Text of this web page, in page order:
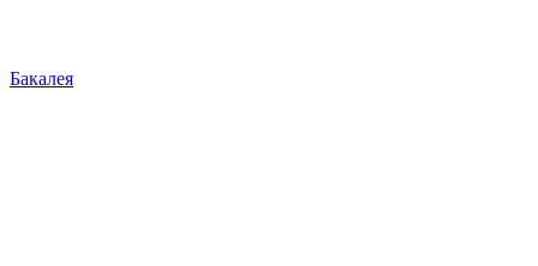
Бакалея